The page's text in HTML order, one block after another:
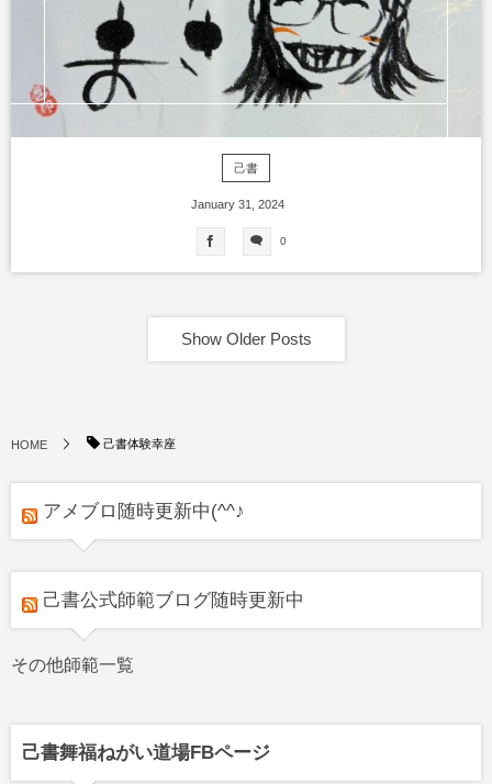
己書
January 31 2024
0
Show Older Posts
HOME 己書体験幸座
アメブロ随時更新中(^^♪
己書公式師範ブログ随時更新中
その他師範一覧
己書舞福ねがい道場FBページ